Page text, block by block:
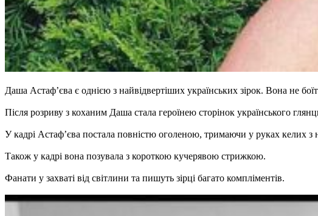
Даша Астаф’єва є однією з найвідвертіших українських зірок. Вона не
Після розриву з коханим Даша стала героїнею сторінок українського
У кадрі Астаф’єва постала повністю оголеною, тримаючи у руках келих
Також у кадрі вона позувала з короткою кучерявою стрижкою.
Фанати у захваті від світлини та пишуть зірці багато компліментів.